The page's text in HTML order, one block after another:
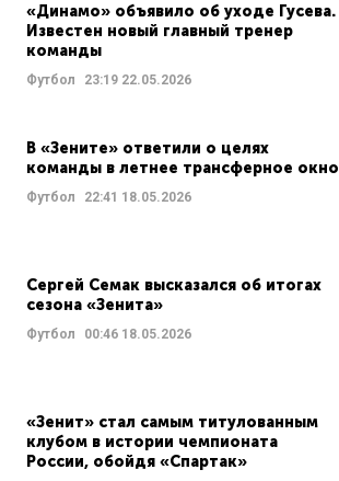
«Динамо» объявило об уходе Гусева.
Известен новый главный тренер
команды
Футбол 23:19 22.05.2026
В «Зените» ответили о целях
команды в летнее трансферное окно
Футбол 22:41 18.05.2026
Сергей Семак высказался об итогах
сезона «Зенита»
Футбол 00:46 18.05.2026
«Зенит» стал самым титулованным
клубом в истории чемпионата
России, обойдя «Спартак»